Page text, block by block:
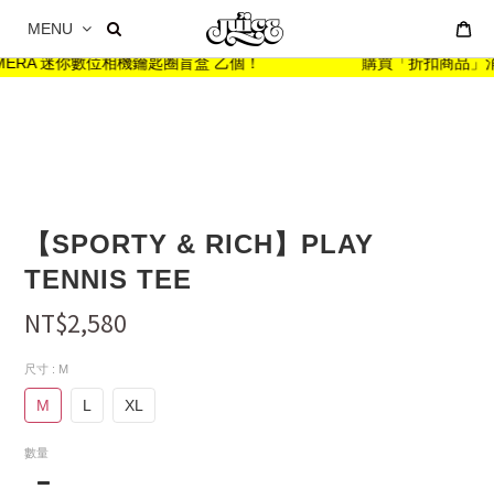
迷你數位相機鑰匙圈盲盒 乙個！ 購買「折扣商品」消
MENU
【SPORTY & RICH】PLAY
TENNIS TEE
NT$2,580
尺寸 : M
M L XL
數量